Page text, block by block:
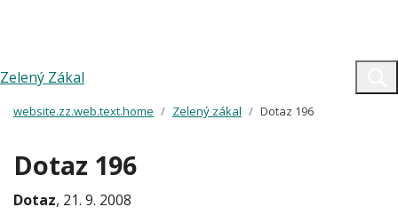
Zelený Zákal
website.zz.web.text.home Zelený zákal Dotaz 196
Dotaz 196
Dotaz, 21. 9. 2008